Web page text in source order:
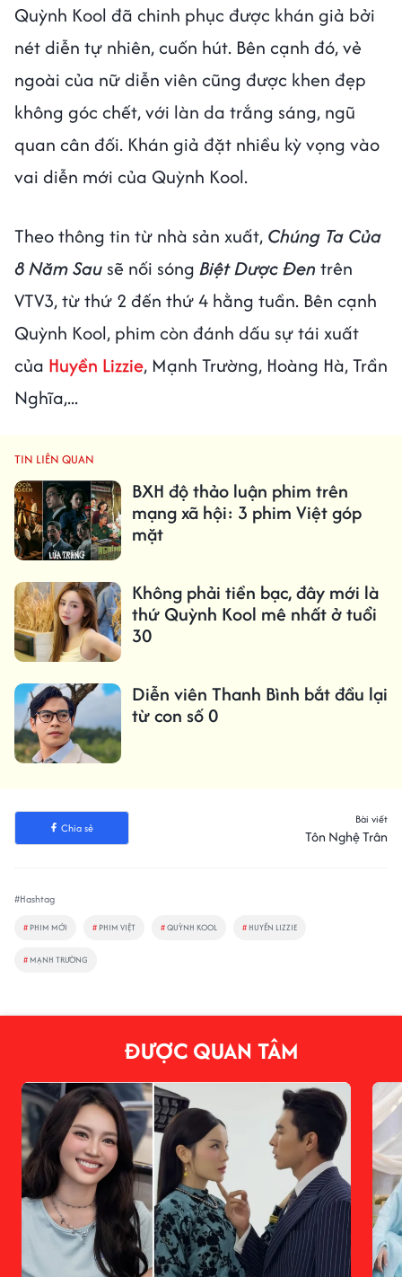
Quỳnh Kool đã chinh phục được khán giả bởi
nét diễn tự nhiên, cuốn hút. Bên cạnh đó, vẻ
ngoài của nữ diễn viên cũng được khen đẹp
không góc chết, với làn da trắng sáng, ngũ
quan cân đối. Khán giả đặt nhiều kỳ vọng vào
vai diễn mới của Quỳnh Kool.
Theo thông tin từ nhà sản xuất, Chúng Ta Của
8 Năm Sau sẽ nối sóng Biệt Dược Đen trên
VTV3, từ thứ 2 đến thứ 4 hằng tuần. Bên cạnh
Quỳnh Kool, phim còn đánh dấu sự tái xuất
của Huyền Lizzie, Mạnh Trường, Hoàng Hà, Trần
Nghĩa,...
TIN LIÊN QUAN
BXH độ thảo luận phim trên
mạng xã hội: 3 phim Việt góp
mặt
Không phải tiền bạc, đây mới là
thứ Quỳnh Kool mê nhất ở tuổi
30
Diễn viên Thanh Bình bắt đầu lại
từ con số 0
Chia sẻ
Bài viết
Tôn Nghệ Trân
#Hashtag
# PHIM MỚI # PHIM VIỆT #QUỲNH KOOL # HUYỀN LIZZIE
# MẠNH TRƯỜNG
ĐƯỢC QUAN TÂM